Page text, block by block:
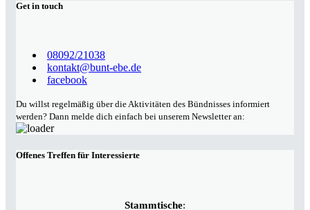
Get in touch
08092/21038
kontakt@bunt-ebe.de
facebook
Du willst regelmäßig über die Aktivitäten des Bündnisses informiert
werden? Dann melde dich einfach bei unserem Newsletter an:
Offenes Treffen für Interessierte
Stammtische: